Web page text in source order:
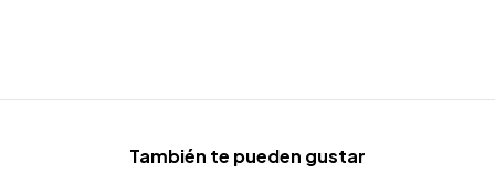
También te pueden gustar